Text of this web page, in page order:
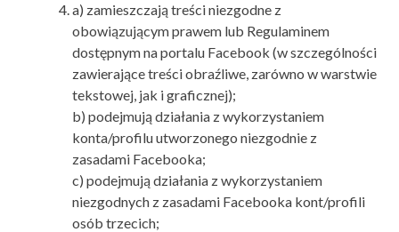
a) zamieszczają treści niezgodne z
obowiązującym prawem lub Regulaminem
dostępnym na portalu Facebook (w szczególności
zawierające treści obraźliwe, zarówno w warstwie
tekstowej, jak i graficznej);
b) podejmują działania z wykorzystaniem
konta/profilu utworzonego niezgodnie z
zasadami Facebooka;
c) podejmują działania z wykorzystaniem
niezgodnych z zasadami Facebooka kont/profili
osób trzecich;